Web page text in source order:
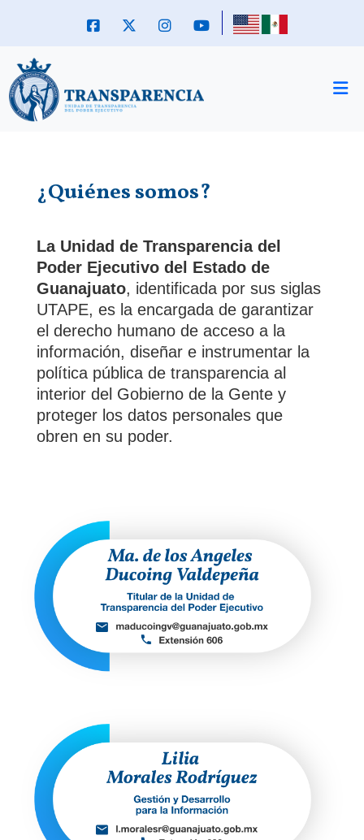
¿Quiénes somos?
La Unidad de Transparencia del
Poder Ejecutivo del Estado de
Guanajuato, identificada por sus siglas
UTAPE, es la encargada de garantizar
el derecho humano de acceso a la
información, diseñar e instrumentar la
política pública de transparencia al
interior del Gobierno de la Gente y
proteger los datos personales que
obren en su poder.